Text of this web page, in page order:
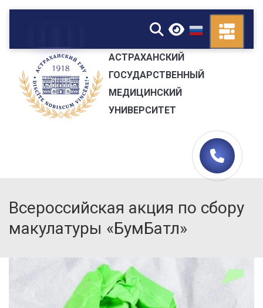
▼
АСТРАХАНСКИЙ
ГОСУДАРСТВЕННЫЙ
МЕДИЦИНСКИЙ
УНИВЕРСИТЕТ
Всероссийская акция по сбору
макулатуры «БумБатл»